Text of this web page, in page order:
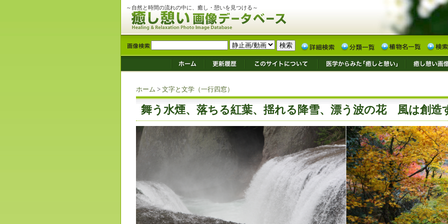
～自然と時間の流れの中に、癒し・憩いを見つける～
ホーム > 文字と文学（一行四窓）
舞う水煙、落ちる紅葉、揺れる降雪、漂う波の花 風は創造